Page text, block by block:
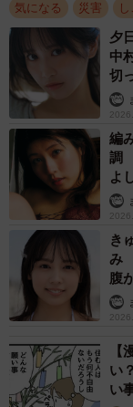
グランドピアノGXシ
では、レッスン
「大きな揺れの
気になる 災害
夕
中
切
編
調
よ
き
み
腹
【
い
い